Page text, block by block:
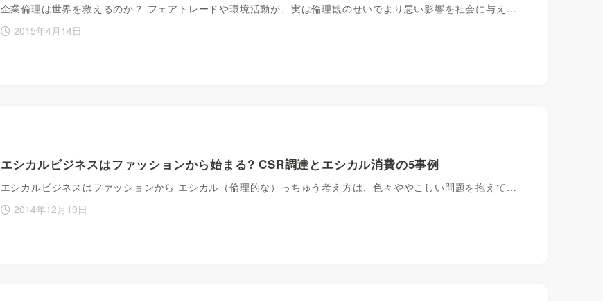
企業倫理は世界を救えるのか？ フェアトレードや環境活動が、実は倫理観のせいでより悪い影響を社会に与え…
2015年4月14日
エシカルビジネスはファッションから始まる? CSR調達とエシカル消費の5事例
エシカルビジネスはファッションから エシカル（倫理的な）っちゅう考え方は、色々ややこしい問題を抱えて…
2014年12月19日